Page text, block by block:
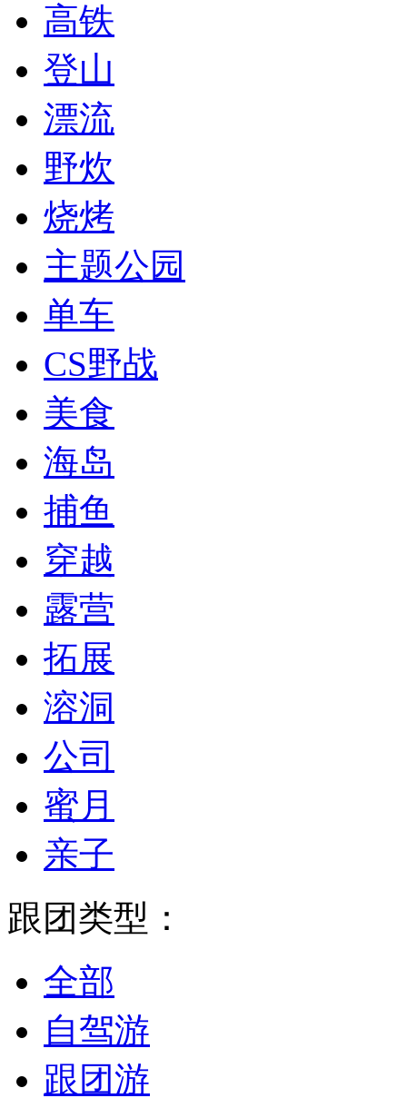
高铁
登山
漂流
野炊
烧烤
主题公园
单车
CS野战
美食
海岛
捕鱼
穿越
露营
拓展
溶洞
公司
蜜月
亲子
跟团类型：
全部
自驾游
跟团游